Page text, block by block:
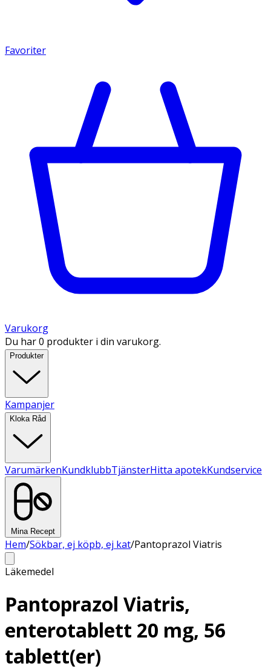
Favoriter
Varukorg
Du har 0 produkter i din varukorg.
Produkter
Kampanjer
Kloka Råd
VarumärkenKundklubbTjänsterHitta apotekKundservice
Mina Recept
Hem/Sökbar, ej köpb, ej kat/Pantoprazol Viatris
Läkemedel
Pantoprazol Viatris,
enterotablett 20 mg, 56
tablett(er)